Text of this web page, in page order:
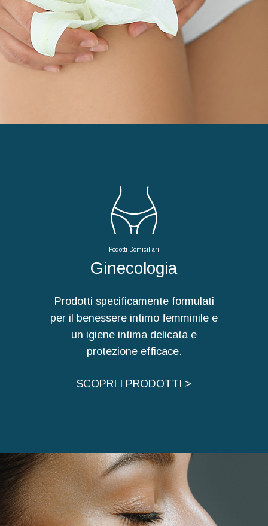
Podotti Domiciliari
Ginecologia
Prodotti specificamente formulati
per il benessere intimo femminile e
un igiene intima delicata e
protezione efficace.
SCOPRI I PRODOTTI >